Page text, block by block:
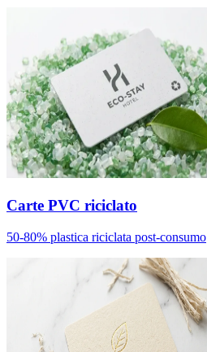
Carte PVC riciclato
50-80% plastica riciclata post-consumo